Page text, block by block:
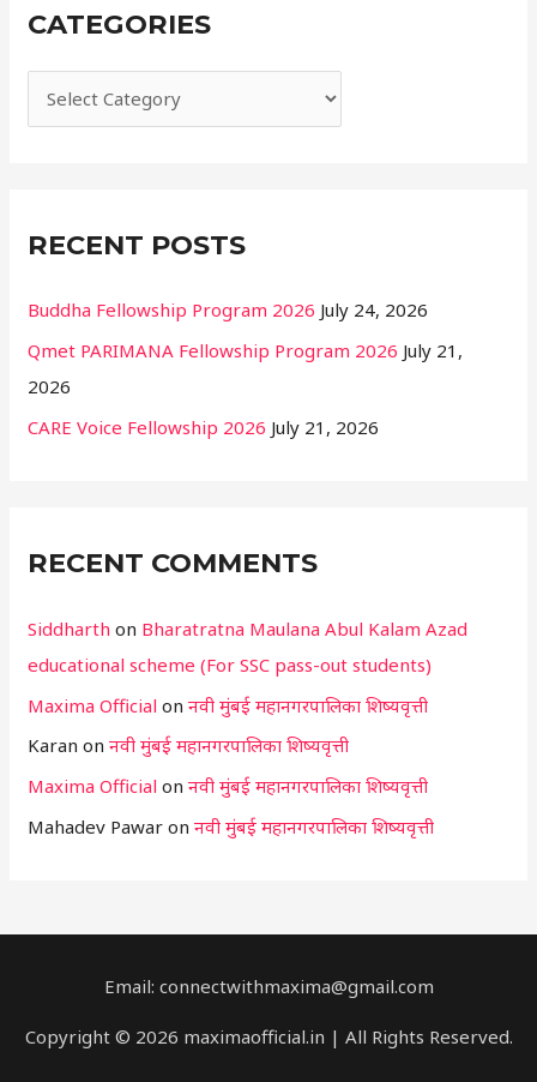
c
o
CATEGORIES
RECENT POSTS
Buddha Fellowship Program 2026 July 24, 2026
Qmet PARIMANA Fellowship Program 2026 July 21,
2026
CARE Voice Fellowship 2026 July 21, 2026
RECENT COMMENTS
Siddharth on Bharatratna Maulana Abul Kalam Azad
educational scheme (For SSC pass-out students)
Maxima Official onनवी मुंबई महानगरपालिका शिष्यवृत्ती
Karan onनवी मुंबई महानगरपालिका शिष्यवृत्ती
Maxima Official onनवी मुंबई महानगरपालिका शिष्यवृत्ती
Mahadev Pawar onनवी मुंबई महानगरपालिका शिष्यवृत्ती
Email: connectwithmaxima@gmail.com
Copyright © 2026 maximaofficial.in | All Rights Reserved.